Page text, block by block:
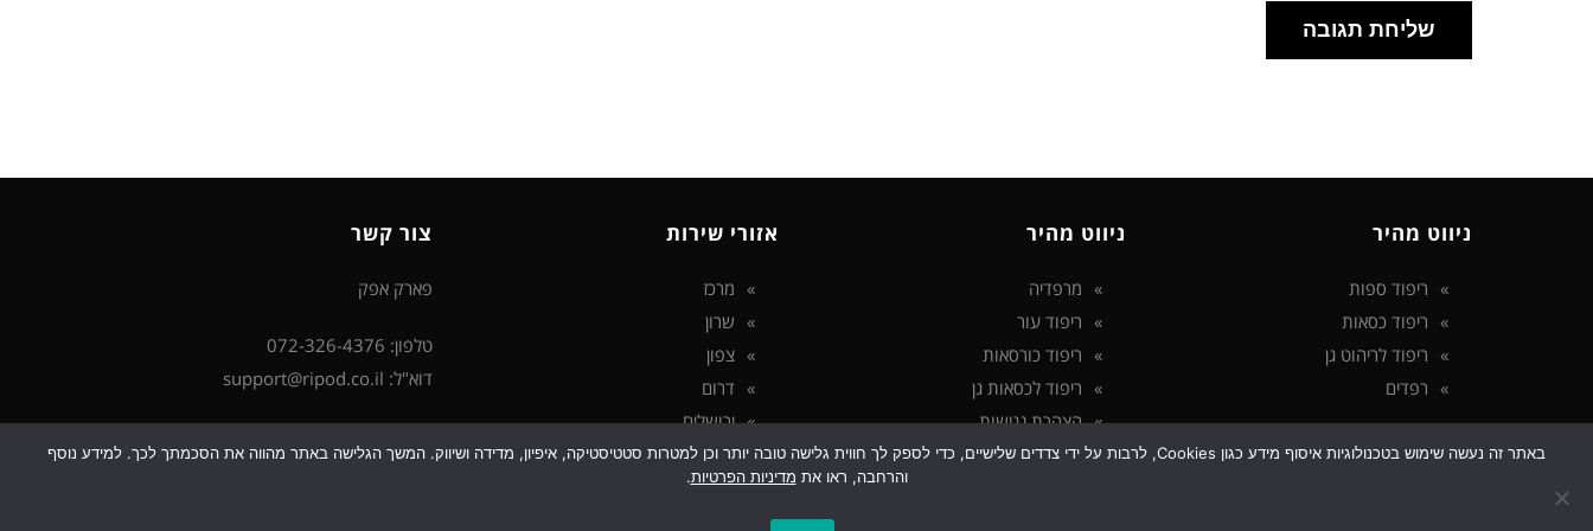
ניווט מהיר
ריפוד ספות
ריפוד כסאות
ריפוד לריהוט גן
רפדים
ניווט מהיר
מרפדיה
ריפוד עור
ריפוד כורסאות
ריפוד לכסאות גן
הצהרת נגישות
מדיניות פרטיות
אזורי שירות
מרכז
שרון
צפון
דרום
ירושלים
צור קשר
פארק אפק
טלפון: 072-326-4376
דוא"ל: support@ripod.co.il
באתר זה נעשה שימוש בטכנולוגיות איסוף מידע כגון Cookies, לרבות על ידי צדדים שלישיים, כדי לספק לך חווית גלישה טובה יותר וכן למטרות סטטיסטיקה, איפיון, מדידה ושיווק. המשך הגלישה באתר מהווה את הסכמתך לכך. למידע נוסף
והרחבה, ראו את מדיניות הפרטיות.